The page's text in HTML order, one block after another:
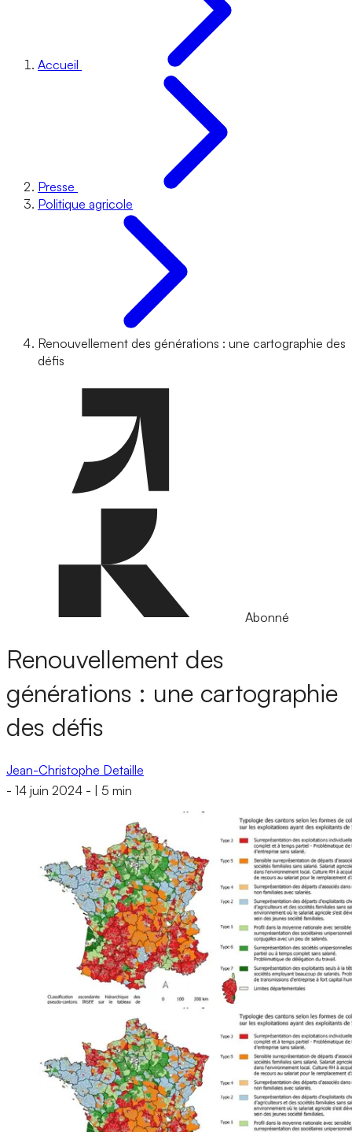
Accueil
Presse
Politique agricole
Renouvellement des générations : une cartographie des
défis
Abonné
Renouvellement des
générations : une cartographie
des défis
Jean-Christophe Detaille
- 14 juin 2024 - 5 min